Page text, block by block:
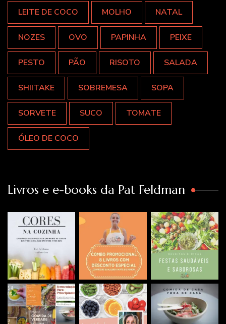
LEITE DE COCO MOLHO NATAL
NOZES OVO PAPINHA PEIXE
PESTO PÃO RISOTO SALADA
SHIITAKE SOBREMESA SOPA
SORVETE SUCO TOMATE
ÓLEO DE COCO
Livros e e-books da Pat Feldman